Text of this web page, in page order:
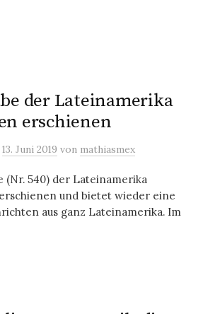
der Lateinamerika
erschienen
13. Juni 2019 von mathiasmex
(Nr. 540) der Lateinamerika
und bietet wieder eine
aus ganz Lateinamerika. Im